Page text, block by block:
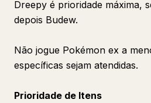
Dreepy é prioridade máxima,
depois Budew.
Não jogue Pokémon ex a
específicas sejam atendidas.
Prioridade de Itens